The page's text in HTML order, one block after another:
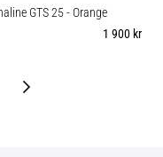
GTS 25- Orange
1 900 kr
Nästa